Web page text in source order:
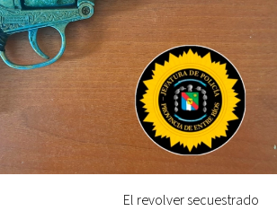
El revolver secuestrado